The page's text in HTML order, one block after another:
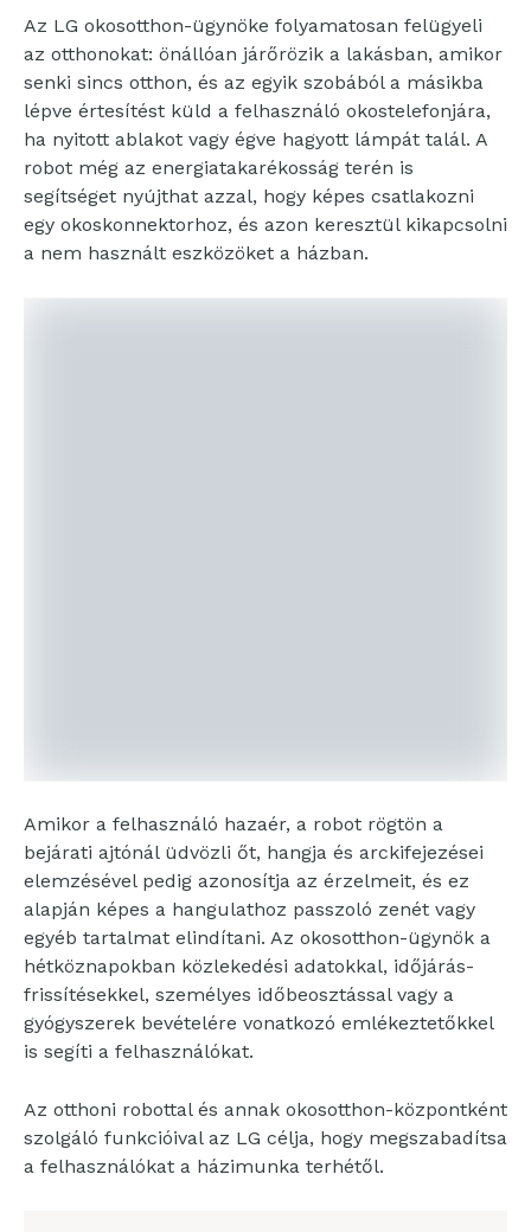
Az LG okosotthon-ügynöke folyamatosan felügyeli
az otthonokat: önállóan járőrözik a lakásban, amikor
senki sincs otthon, és az egyik szobából a másikba
lépve értesítést küld a felhasználó okostelefonjára,
ha nyitott ablakot vagy égve hagyott lámpát talál. A
robot még az energiatakarékosság terén is
segítséget nyújthat azzal, hogy képes csatlakozni
egy okoskonnektorhoz, és azon keresztül kikapcsolni
a nem használt eszközöket a házban.
Amikor a felhasználó hazaér, a robot rögtön a
bejárati ajtónál üdvözli őt, hangja és arckifejezései
elemzésével pedig azonosítja az érzelmeit, és ez
alapján képes a hangulathoz passzoló zenét vagy
egyéb tartalmat elindítani. Az okosotthon-ügynök a
hétköznapokban közlekedési adatokkal, időjárás-
frissítésekkel, személyes időbeosztással vagy a
gyógyszerek bevételére vonatkozó emlékeztetőkkel
is segíti a felhasználókat.
Az otthoni robottal és annak okosotthon-központként
szolgáló funkcióival az LG célja, hogy megszabadítsa
a felhasználókat a házimunka terhétől.